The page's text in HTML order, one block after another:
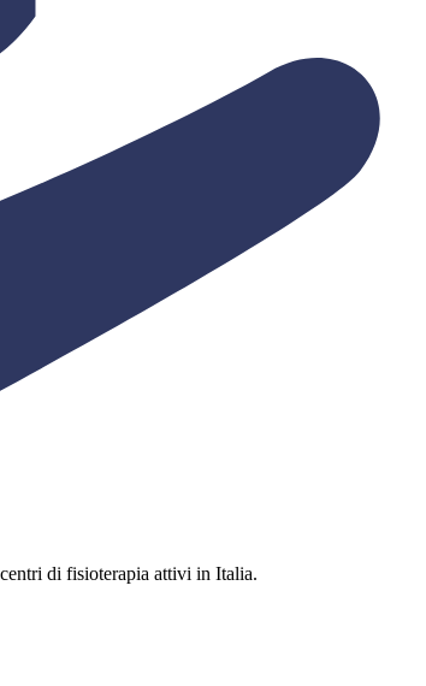
di fisioterapia attivi in Italia.